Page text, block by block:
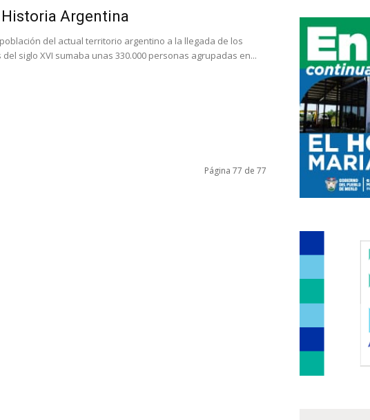
Argentina
del actual territorio argentino a la llegada de los
siglo XVI sumaba unas 330.000 personas agrupadas en...
Página 77 de 77